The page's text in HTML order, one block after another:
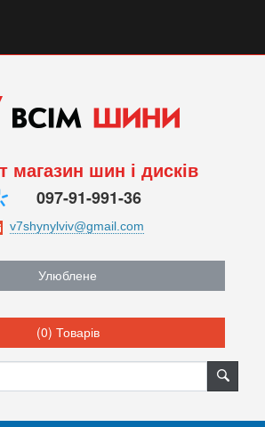
магазин шин і дисків
097-91-991-36
Улюблене
(0) Товарів